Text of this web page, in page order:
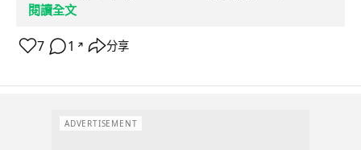
閱讀全文
7 1 ↗ 分享
ADVERTISEMENT